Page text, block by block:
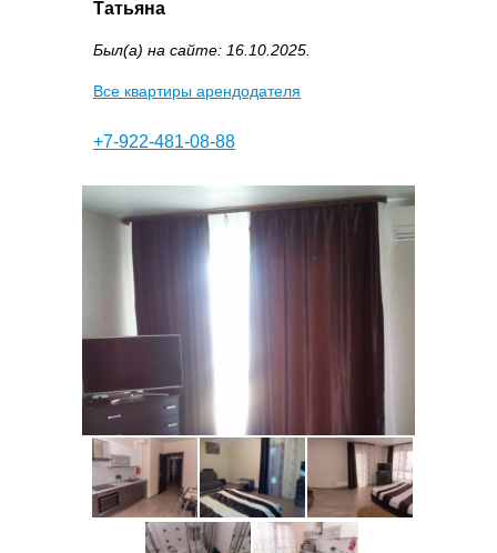
Татьяна
Был(а) на сайте: 16.10.2025.
Все квартиры арендодателя
+7-922-481-08-88